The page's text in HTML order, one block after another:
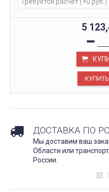
5
ДОСТАВКА ПО
Мы доставим ваш
Области или
России.